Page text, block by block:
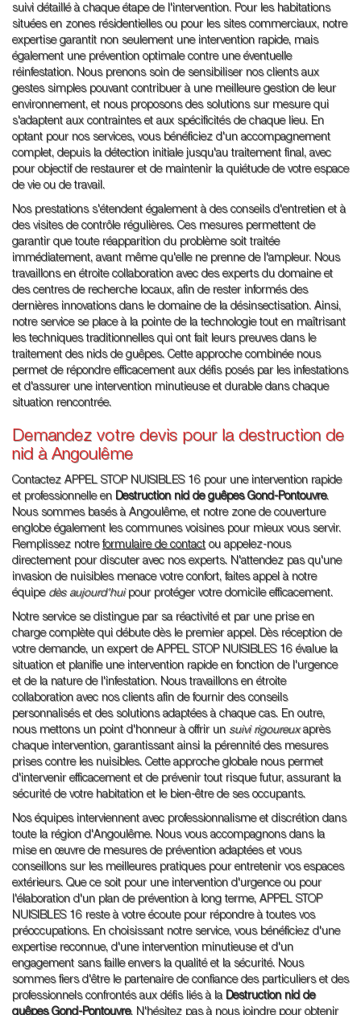
suivi détaillé à chaque étape de l'intervention. Pour les habitations
situées en zones résidentielles ou pour les sites commerciaux, notre
expertise garantit non seulement une intervention rapide, mais
également une prévention optimale contre une éventuelle
réinfestation. Nous prenons soin de sensibiliser nos clients aux
gestes simples pouvant contribuer à une meilleure gestion de leur
environnement, et nous proposons des solutions sur mesure qui
s'adaptent aux contraintes et aux spécificités de chaque lieu. En
optant pour nos services, vous bénéficiez d'un accompagnement
complet, depuis la détection initiale jusqu'au traitement final, avec
pour objectif de restaurer et de maintenir la quiétude de votre espace
de vie ou de travail.
Nos prestations s'étendent également à des conseils d'entretien et à
des visites de contrôle régulières. Ces mesures permettent de
garantir que toute réapparition du problème soit traitée
immédiatement, avant même qu'elle ne prenne de l'ampleur. Nous
travaillons en étroite collaboration avec des experts du domaine et
des centres de recherche locaux, afin de rester informés des
dernières innovations dans le domaine de la désinsectisation. Ainsi,
notre service se place à la pointe de la technologie tout en maîtrisant
les techniques traditionnelles qui ont fait leurs preuves dans le
traitement des nids de guêpes. Cette approche combinée nous
permet de répondre efficacement aux défis posés par les infestations
et d'assurer une intervention minutieuse et durable dans chaque
situation rencontrée.
Demandez votre devis pour la destruction de
nid à Angoulême
Contactez APPEL STOP NUISIBLES 16 pour une intervention rapide
et professionnelle en Destruction nid de guêpes Gond-Pontouvre.
Nous sommes basés à Angoulême, et notre zone de couverture
englobe également les communes voisines pour mieux vous servir.
Remplissez notreformulaire de contactou appelez-nous
directement pour discuter avec nos experts. N'attendez pas qu'une
invasion de nuisibles menace votre confort, faites appel à notre
équipe dès aujourd'huipour protéger votre domicile efficacement.
Notre service se distingue par sa réactivité et par une prise en
charge complète qui débute dès le premier appel. Dès réception de
votre demande, un expert de APPEL STOP NUISIBLES 16 évalue la
situation et planifie une intervention rapide en fonction de l'urgence
et de la nature de l'infestation. Nous travaillons en étroite
collaboration avec nos clients afin de fournir des conseils
personnalisés et des solutions adaptées à chaque cas. En outre,
nous mettons un point d'honneur à offrir un suivi rigoureuxaprès
chaque intervention, garantissant ainsi la pérennité des mesures
prises contre les nuisibles. Cette approche globale nous permet
d'intervenir efficacement et de prévenir tout risque futur, assurant la
sécurité de votre habitation et le bien-être de ses occupants.
Nos équipes interviennent avec professionnalisme et discrétion dans
toute la région d'Angoulême. Nous vous accompagnons dans la
mise en œuvre de mesures de prévention adaptées et vous
conseillons sur les meilleures pratiques pour entretenir vos espaces
extérieurs. Que ce soit pour une intervention d'urgence ou pour
l'élaboration d'un plan de prévention à long terme, APPEL STOP
NUISIBLES 16 reste à votre écoute pour répondre à toutes vos
préoccupations. En choisissant notre service, vous bénéficiez d'une
expertise reconnue, d'une intervention minutieuse et d'un
engagement sans faille envers la qualité et la sécurité. Nous
sommes fiers d'être le partenaire de confiance des particuliers et des
professionnels confrontés aux défis liés à la Destruction nid de